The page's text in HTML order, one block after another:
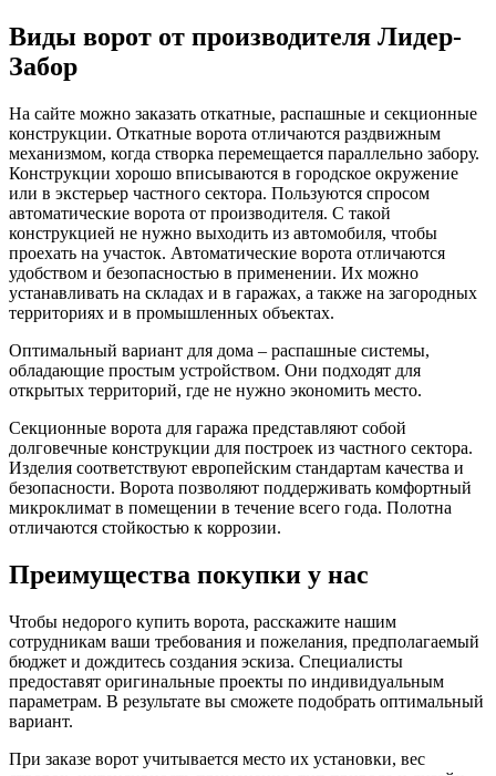
Виды ворот от производителя Лидер-
Забор
На сайте можно заказать откатные, распашные и секционные
конструкции. Откатные ворота отличаются раздвижным
механизмом, когда створка перемещается параллельно забору.
Конструкции хорошо вписываются в городское окружение
или в экстерьер частного сектора. Пользуются спросом
автоматические ворота от производителя. С такой
конструкцией не нужно выходить из автомобиля, чтобы
проехать на участок. Автоматические ворота отличаются
удобством и безопасностью в применении. Их можно
устанавливать на складах и в гаражах, а также на загородных
территориях и в промышленных объектах.
Оптимальный вариант для дома – распашные системы,
обладающие простым устройством. Они подходят для
открытых территорий, где не нужно экономить место.
Секционные ворота для гаража представляют собой
долговечные конструкции для построек из частного сектора.
Изделия соответствуют европейским стандартам качества и
безопасности. Ворота позволяют поддерживать комфортный
микроклимат в помещении в течение всего года. Полотна
отличаются стойкостью к коррозии.
Преимущества покупки у нас
Чтобы недорого купить ворота, расскажите нашим
сотрудникам ваши требования и пожелания, предполагаемый
бюджет и дождитесь создания эскиза. Специалисты
предоставят оригинальные проекты по индивидуальным
параметрам. В результате вы сможете подобрать оптимальный
вариант.
При заказе ворот учитывается место их установки, вес